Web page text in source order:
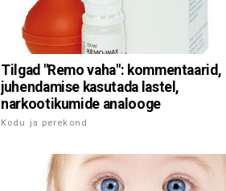
Tilgad "Remo vaha": kommentaarid,
juhendamise kasutada lastel,
narkootikumide analooge
Kodu ja perekond